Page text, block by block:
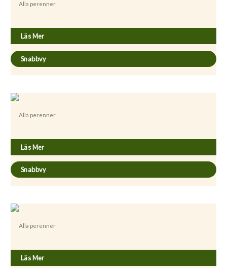
Alla perenner
Läs Mer
Snabbvy
Alla perenner
Läs Mer
Snabbvy
Alla perenner
Läs Mer